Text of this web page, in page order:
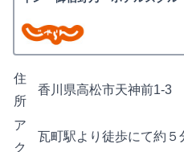
住
所
香川県高松市天神前1-3
ア
ク
瓦町駅より徒歩にて約